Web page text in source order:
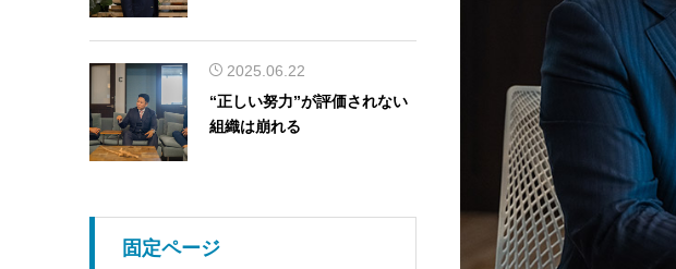
2025.06.22
“正しい努力”が評価されない
組織は崩れる
固定ページ